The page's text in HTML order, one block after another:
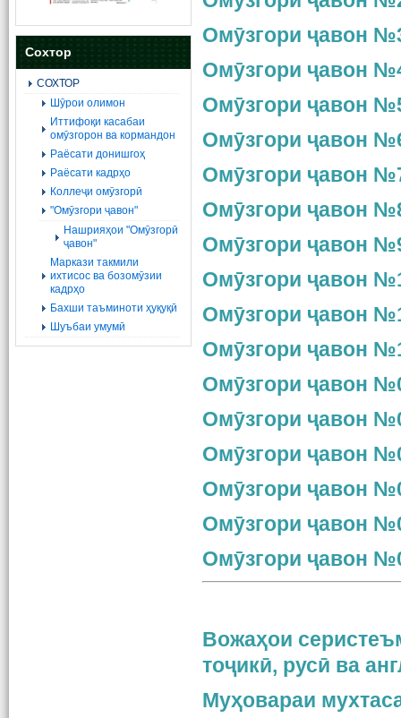
Сохтор
СОХТОР
Шӯрои олимон
Иттифоқи касабаи
омӯзгорон ва кормандон
Раёсати донишгоҳ
Раёсати кадрҳо
Коллеҷи омӯзгорӣ
"Омӯзгори ҷавон"
Нашрияҳои "Омӯзгорӣ
ҷавон"
Маркази такмили
ихтисос ва бозомӯзии
кадрҳо
Бахши таъминоти ҳуқуқӣ
Шуъбаи умумӣ
Омӯзгори ҷавон
Омӯзгори ҷавон
Омӯзгори ҷавон
Омӯзгори ҷавон
Омӯзгори ҷавон
Омӯзгори ҷавон
Омӯзгори ҷавон
Омӯзгори ҷавон
Омӯзгори ҷавон
Омӯзгори ҷавон
Омӯзгори ҷавон
Омӯзгори ҷавон
Омӯзгори ҷавон
Омӯзгори ҷавон
Омӯзгори ҷавон
Омӯзгори ҷавон
Вожаҳои
тоҷикӣ, русӣ ва
Муҳовараи